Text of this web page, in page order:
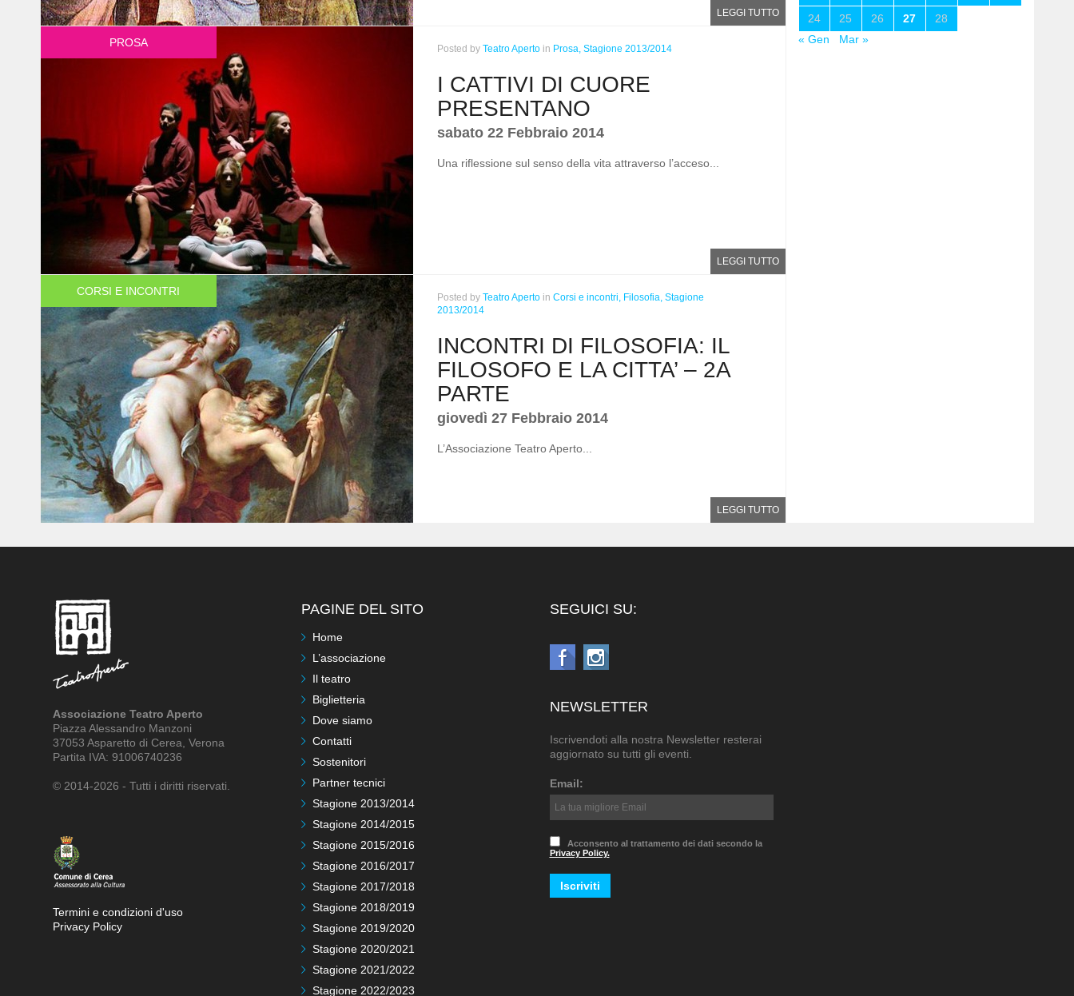
LEGGI TUTTO
PROSA Posted by Teatro Aperto in Prosa, Stagione 2013/2014
I CATTIVI DI CUORE
PRESENTANO
sabato 22 Febbraio 2014
Una riflessione sul senso della vita attraverso l’acceso...
LEGGI TUTTO
CORSI E INCONTRI Posted by Teatro Aperto in Corsi e incontri, Filosofia, Stagione
2013/2014
INCONTRI DI FILOSOFIA: IL
FILOSOFO E LA CITTA’ – 2A
PARTE
giovedì 27 Febbraio 2014
L’Associazione Teatro Aperto...
LEGGI TUTTO
24
25 26 27
28
« Gen
Mar »
Associazione Teatro Aperto
Piazza Alessandro Manzoni
37053 Asparetto di Cerea, Verona
Partita IVA: 91006740236
© 2014-2026 - Tutti i diritti riservati.
Termini e condizioni d'uso
Privacy Policy
PAGINE DEL SITO
Home
L’associazione
Il teatro
Biglietteria
Dove siamo
Contatti
Sostenitori
Partner tecnici
Stagione 2013/2014
Stagione 2014/2015
Stagione 2015/2016
Stagione 2016/2017
Stagione 2017/2018
Stagione 2018/2019
Stagione 2019/2020
Stagione 2020/2021
Stagione 2021/2022
Stagione 2022/2023
SEGUICI SU:
NEWSLETTER
Iscrivendoti alla nostra Newsletter resterai
aggiornato su tutti gli eventi.
Email:
Acconsento al trattamento dei dati secondo la
Privacy Policy.